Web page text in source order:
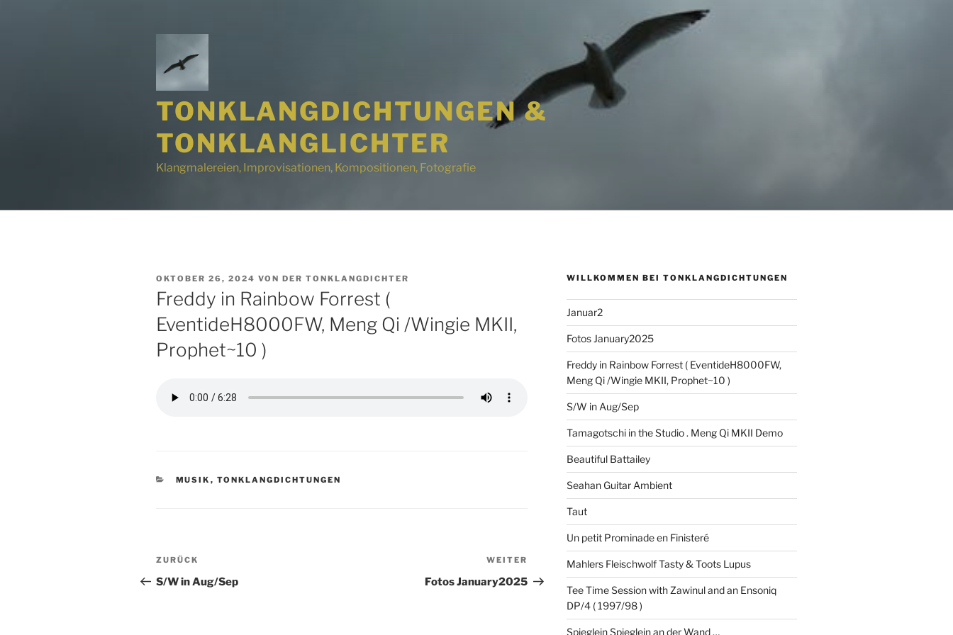
TONKLANGDICHTUNGEN &
TONKLANGLICHTER
Klangmalereien, Improvisationen, Kompositionen, Fotografie
VERÖFFENTLICHT
AM
OKTOBER 26, 2024 VON DER TONKLANGDICHTER
Freddy in Rainbow Forrest (
EventideH8000FW, Meng Qi /Wingie MKII,
Prophet~10 )
KATEGORIEN
MUSIK , TONKLANGDICHTUNGEN
Beitragsnavigation
Vorheriger
Beitrag
ZURÜCK
S/W in Aug/Sep
Nächster
Beitrag
WEITER
Fotos January2025
WILLKOMMEN BEI TONKLANGDICHTUNGEN
Januar2
Fotos January2025
Freddy in Rainbow Forrest ( EventideH8000FW,
Meng Qi /Wingie MKII, Prophet~10 )
S/W in Aug/Sep
Tamagotschi in the Studio . Meng Qi MKII Demo
Beautiful Battailey
Seahan Guitar Ambient
Taut
Un petit Prominade en Finisteré
Mahlers Fleischwolf Tasty & Toots Lupus
Tee Time Session with Zawinul and an Ensoniq
DP/4 ( 1997/98 )
Spieglein Spieglein an der Wand …